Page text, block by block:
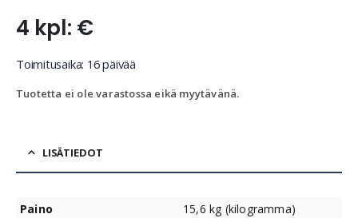
4 kpl: €
Toimitusaika: 16 päivää
Tuotetta ei ole varastossa eikä myytävänä.
LISÄTIEDOT
Paino
15,6 kg (kilogramma)